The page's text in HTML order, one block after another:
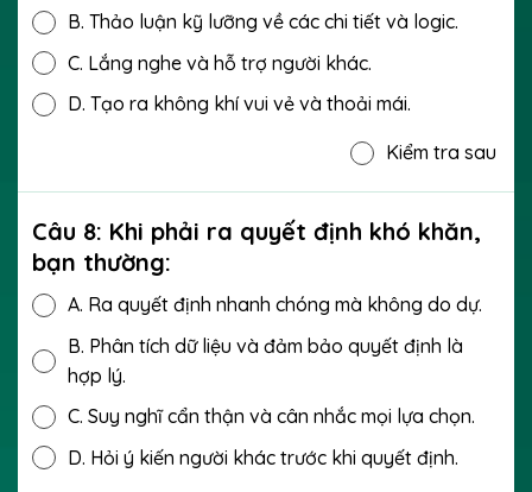
B. Thảo luận kỹ lưỡng về các chi tiết và logic.
C. Lắng nghe và hỗ trợ người khác.
D. Tạo ra không khí vui vẻ và thoải mái.
Kiểm tra sau
Câu 8: Khi phải ra quyết định khó khăn,
bạn thường:
A. Ra quyết định nhanh chóng mà không do dự.
B. Phân tích dữ liệu và đảm bảo quyết định là
hợp lý.
C. Suy nghĩ cẩn thận và cân nhắc mọi lựa chọn.
D. Hỏi ý kiến người khác trước khi quyết định.